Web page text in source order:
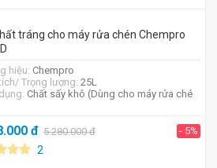
tráng cho máy rửa chén Chempro
hiệu: Chempro
Trọng lượng: 25L
Chất sấy khô (Dùng cho máy rửa ché
đ 5.280.000đ - 5%
2